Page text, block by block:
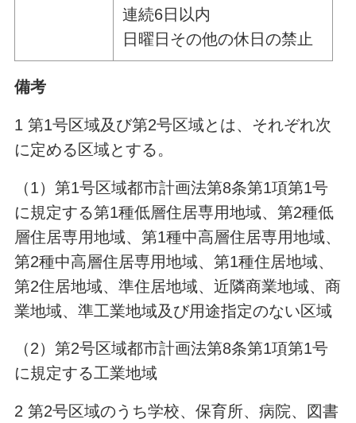
連続6日以内
日曜日その他の休日の禁止
備考
1 第1号区域及び第2号区域とは、それぞれ次
に定める区域とする。
（1）第1号区域都市計画法第8条第1項第1号
に規定する第1種低層住居専用地域、第2種低
層住居専用地域、第1種中高層住居専用地域、
第2種中高層住居専用地域、第1種住居地域、
第2住居地域、準住居地域、近隣商業地域、商
業地域、準工業地域及び用途指定のない区域
（2）第2号区域都市計画法第8条第1項第1号
に規定する工業地域
2 第2号区域のうち学校、保育所、病院、図書